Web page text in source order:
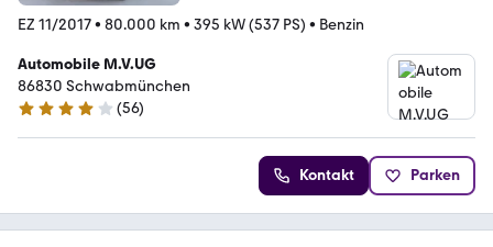
EZ 11/2017• 80.000 km • 395 kW (537 PS) • Benzin
Automobile M.V.UG
86830 Schwabmünchen
4.1 Sterne
(56)
Kontakt Parken